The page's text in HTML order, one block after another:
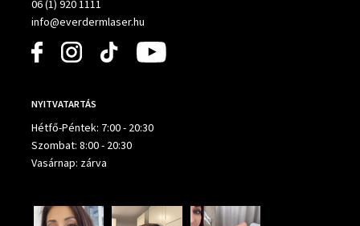
06 (1) 920 1111
info@everdermlaser.hu
NYITVATARTÁS
Hétfő-Péntek: 7:00 - 20:30
Szombat: 8:00 - 20:30
Vasárnap: zárva